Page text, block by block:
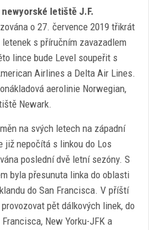
newyorské letiště J.F.
o 27. července 2019 třikrát
s příručním zavazadlem
lince bude Level soupeřit s
Airlines a Delta Air Lines.
aerolinie Norwegian,
Newark.
na svých letech na západní
již nepočítá s linkou do Los
poslední dvě letní sezóny. S
byla přesunuta linka do oblasti
do San Francisca. V příští
pět dálkových linek, do
New Yorku-JFK a